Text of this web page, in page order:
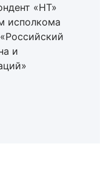
«НТ»
исполкома
и